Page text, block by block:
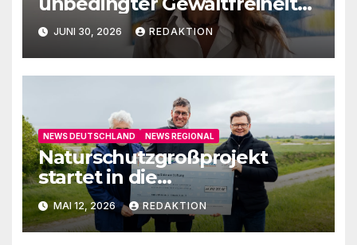
aufJUNI 30, 2026 REDAKTION
NEWS DEUTSCHLAND NEWS REGIONAL
Naturschutzgroßprojekt
startet in die
Umsetzungsphase
MAI 12, 2026 REDAKTION